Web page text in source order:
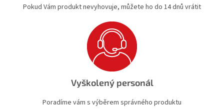
Pokud Vám produkt nevyhovuje, můžete ho do 14 dnů vrátit
Vyškolený personál
Poradíme vám s výběrem správného produktu